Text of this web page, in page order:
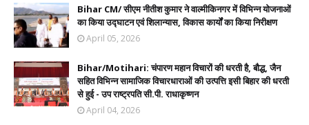
Bihar CM/ सीएम नीतीश कुमार ने वाल्मीकिनगर में विभिन्न योजनाओं
का किया उद्घाटन एवं शिलान्यास, विकास कार्यों का किया निरीक्षण
April 05, 2026
Bihar/Motihari: चंपारण महान विचारों की धरती है, बौद्ध, जैन
सहित विभिन्न सामाजिक विचारधाराओं की उत्पत्ति इसी बिहार की धरती
से हुई - उप राष्ट्रपति सी.पी. राधाकृष्णन
April 04, 2026